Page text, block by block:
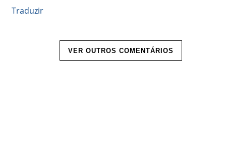
Traduzir
VER OUTROS COMENTÁRIOS